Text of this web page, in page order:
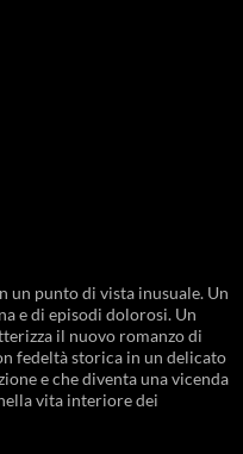
un punto di vista inusuale. Un
e di episodi dolorosi. Un
il nuovo romanzo di
fedeltà storica in un delicato
e che diventa una vicenda
vita interiore dei